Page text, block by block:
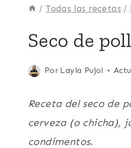
/ Todas las recetas /
|
GUISOS
|
LATINO/HISPANO
PLATO
Seco de
Por Layla Pujol
Publicada
febrero 1, 2008
Receta del seco de
cerveza (o chicha),
condimentos.